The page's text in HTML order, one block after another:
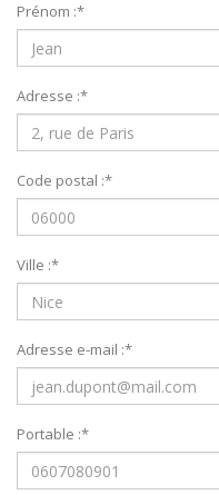
Prénom :*
Adresse :*
Code postal :*
Ville :*
Adresse e-mail :*
Portable :*